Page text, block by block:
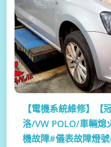
【電機系統維修】
【
洛/VW POLO/車輛
機故障#儀表故障燈